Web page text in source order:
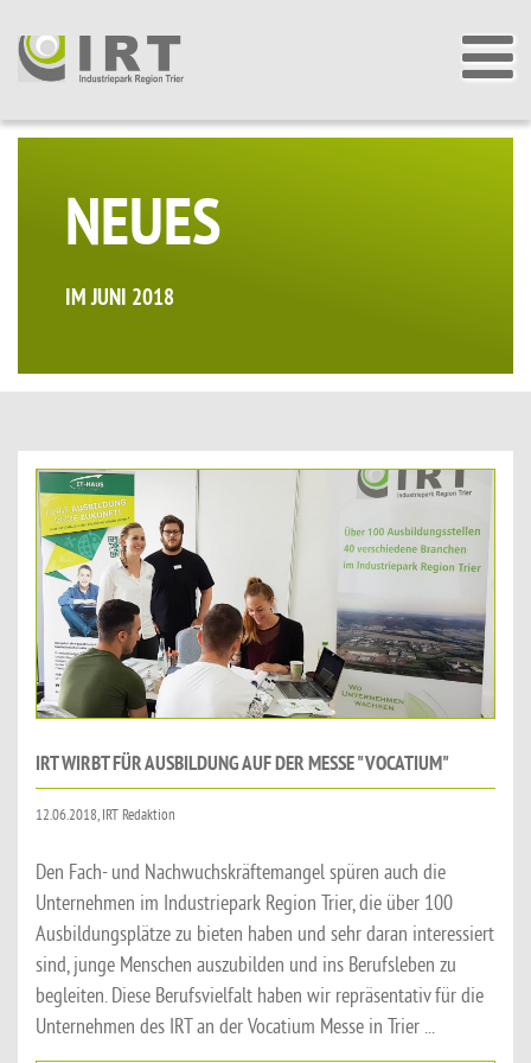
NEUES
IM JUNI 2018
IRT WIRBT FÜR AUSBILDUNG AUF DER MESSE "VOCATIUM"
12.06.2018, IRT Redaktion
Den Fach- und Nachwuchskräftemangel spüren auch die
Unternehmen im Industriepark Region Trier, die über 100
Ausbildungsplätze zu bieten haben und sehr daran interessiert
sind, junge Menschen auszubilden und ins Berufsleben zu
begleiten. Diese Berufsvielfalt haben wir repräsentativ für die
Unternehmen des IRT an der Vocatium Messe in Trier ...